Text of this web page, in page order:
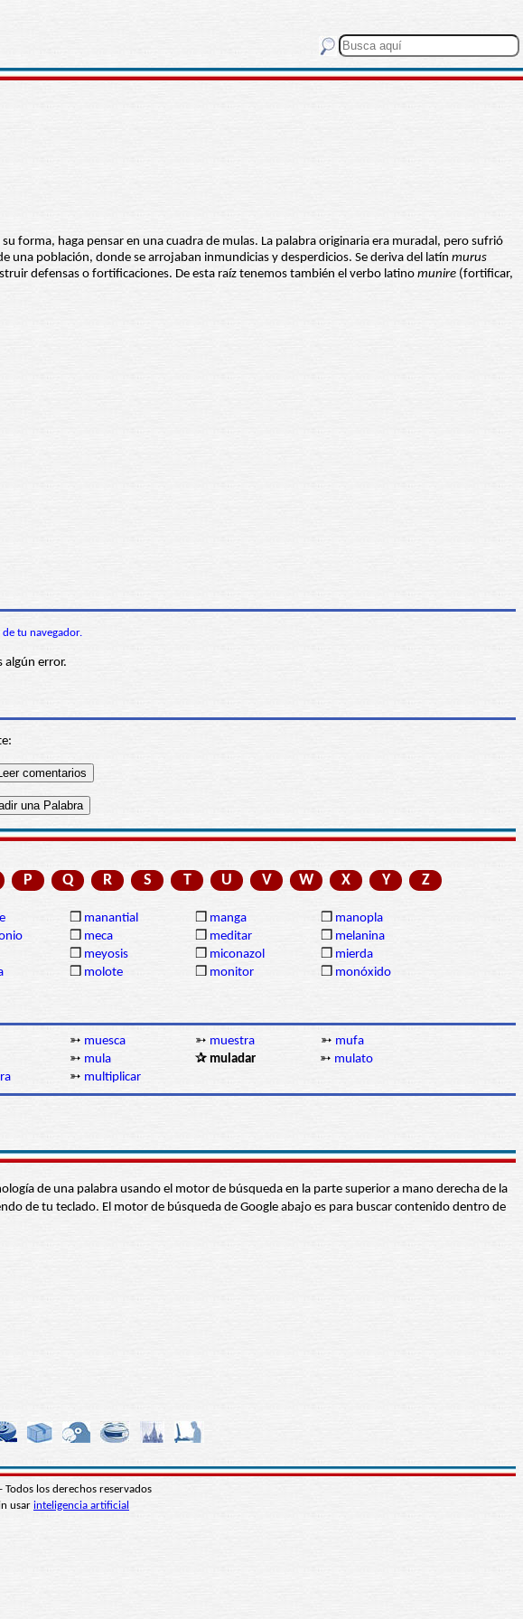
forma, haga pensar en una cuadra de mulas. La palabra originaria era muradal, pero sufrió
una población, donde se arrojaban inmundicias y desperdicios. Se deriva del latín murus
defensas o fortificaciones. De esta raíz tenemos también el verbo latinomunire (fortificar,
tu navegador.
algún error.
P Q R S T U V W X Y Z
❒ manantial ❒ manga ❒ manopla
❒ meca ❒ meditar ❒ melanina
❒ meyosis ❒ miconazol ❒ mierda
❒ molote ❒ monitor ❒ monóxido
➳ muesca ➳ muestra ➳ mufa
➳ mula ✰ muladar ➳ mulato
➳ multiplicar
de una palabra usando el motor de búsqueda en la parte superior a mano derecha de la
de tu teclado. El motor de búsqueda de Google abajo es para buscar contenido dentro de
los derechos reservados
usar inteligencia artificial